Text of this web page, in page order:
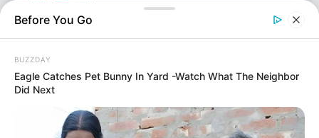
Before You Go
BUZZDAY
Eagle Catches Pet Bunny In Yard -Watch What The Neighbor
Did Next